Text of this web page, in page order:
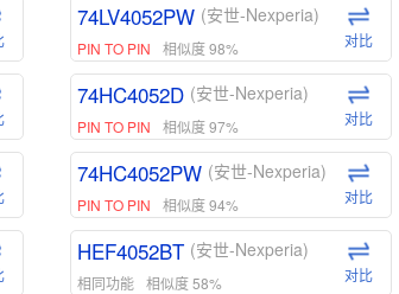
74LV4052PW (安世-Nexperia)
PIN TO PIN 相似度 98% 对比
74HC4052D (安世-Nexperia)
PIN TO PIN 相似度 97% 对比
74HC4052PW (安世-Nexperia)
PIN TO PIN 相似度 94% 对比
HEF4052BT (安世-Nexperia)
相同功能 相似度 58% 对比